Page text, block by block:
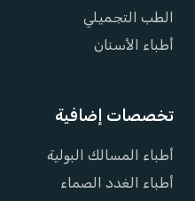
الطب التجميلي
أطباء الأسنان
تخصصات إضافية
أطباء المسالك البولية
أطباء الغدد الصماء